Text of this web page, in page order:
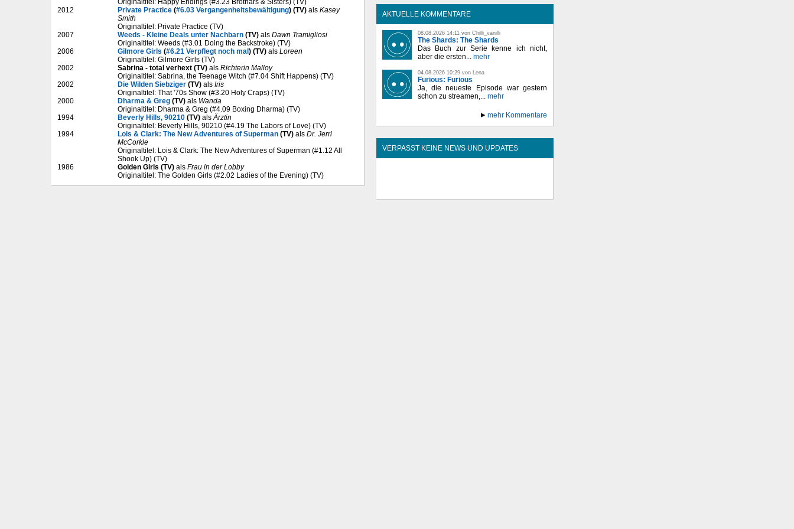
Originaltitel: Happy Endings (#3.23 Brothars & Sisters) (TV)
2012
Private Practice (#6.03 Vergangenheitsbewältigung) (TV) als Kasey
Smith
Originaltitel: Private Practice (TV)
2007
Weeds - Kleine Deals unter Nachbarn (TV) als Dawn Tramigliosi
Originaltitel: Weeds (#3.01 Doing the Backstroke) (TV)
2006
Gilmore Girls (#6.21 Verpflegt noch mal ) (TV) als Loreen
Originaltitel: Gilmore Girls (TV)
2002
Sabrina - total verhext (TV) als Richterin Malloy
Originaltitel: Sabrina, the Teenage Witch (#7.04 Shift Happens) (TV)
2002
Die Wilden Siebziger (TV) als Iris
Originaltitel: That '70s Show (#3.20 Holy Craps) (TV)
2000
Dharma & Greg (TV) als Wanda
Originaltitel: Dharma & Greg (#4.09 Boxing Dharma) (TV)
1994
Beverly Hills, 90210 (TV) alsÄrztin
Originaltitel: Beverly Hills, 90210 (#4.19 The Labors of Love) (TV)
1994
Lois & Clark: The New Adventures of Superman (TV) als Dr. Jerri
McCorkle
Originaltitel: Lois & Clark: The New Adventures of Superman (#1.12 All
Shook Up) (TV)
1986
Golden Girls (TV) als Frau in der Lobby
Originaltitel: The Golden Girls (#2.02 Ladies of the Evening) (TV)
AKTUELLE KOMMENTARE
08.08.2026 14:11 von Chilli_vanilli
The Shards: The Shards
Das Buch zur Serie kenne ich nicht,
aber die ersten... mehr
04.08.2026 10:29 von Lena
Furious: Furious
Ja, die neueste Episode war gestern
schon zu streamen,... mehr
mehr Kommentare
VERPASST KEINE NEWS UND UPDATES